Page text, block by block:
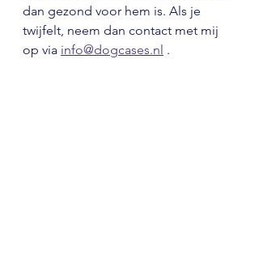
dan gezond voor hem is. Als je
twijfelt, neem dan contact met mij
op via info@dogcases.nl .